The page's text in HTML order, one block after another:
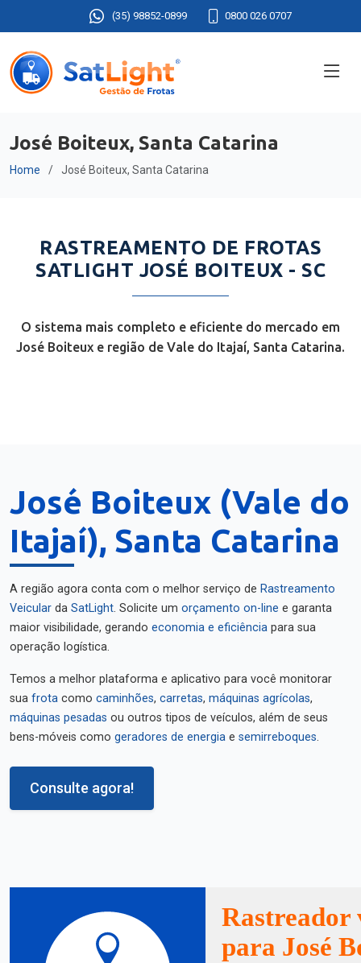
(35) 98852-0899 0800 026 0707
José Boiteux, Santa Catarina
Home José Boiteux, Santa Catarina
RASTREAMENTO DE FROTAS
SATLIGHT JOSÉ BOITEUX - SC
O sistema mais completo e eficiente do mercado em
José Boiteux e região de Vale do Itajaí, Santa Catarina.
José Boiteux (Vale do
Itajaí), Santa Catarina
A região agora conta com o melhor serviço de Rastreamento
Veicular da SatLight. Solicite um orçamento on-line e garanta
maior visibilidade, gerando economia e eficiência para sua
operação logística.
Temos a melhor plataforma e aplicativo para você monitorar
sua frota como caminhões, carretas, máquinas agrícolas,
máquinas pesadas ou outros tipos de veículos, além de seus
bens-móveis como geradores de energia e semirreboques.
Consulte agora!
Rastreador
para José